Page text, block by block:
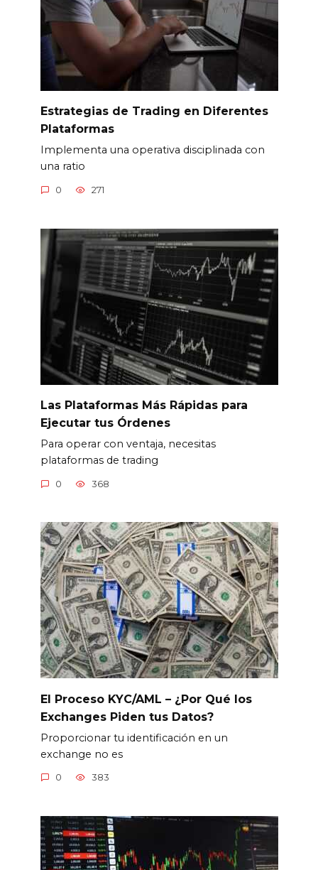
Estrategias de Trading en Diferentes
Plataformas
Implementa una operativa disciplinada con
una ratio
0 271
Las Plataformas Más Rápidas para
Ejecutar tus Órdenes
Para operar con ventaja, necesitas
plataformas de trading
0 368
El Proceso KYC/AML – ¿Por Qué los
Exchanges Piden tus Datos?
Proporcionar tu identificación en un
exchange no es
0 383